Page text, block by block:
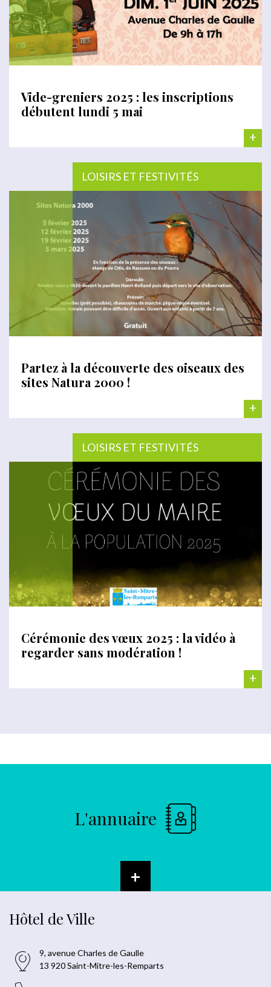
Vide-greniers 2025 : les inscriptions
débutent lundi 5 mai
+
LOISIRS ET FESTIVITÉS
Partez à la découverte des oiseaux des
sites Natura 2000 !
+
LOISIRS ET FESTIVITÉS
Cérémonie des vœux 2025 : la vidéo à
regarder sans modération !
+
L'annuaire
+
Hôtel de Ville
9, avenue Charles de Gaulle
13 920 Saint-Mitre-les-Remparts